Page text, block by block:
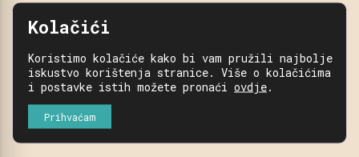
odrastale mnoge generacije, a cijeli
niz se nastavio i do danas albumima i
kompilacijama.
keyboard_backspace Povratak
Podijeli
Kolačići
Koristimo kolačiće kako bi vam pružili najbolje
iskustvo korištenja stranice. Više o kolačićima
i postavke istih možete pronaći ovdje.
Prihvaćam